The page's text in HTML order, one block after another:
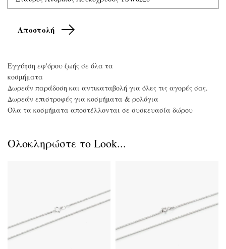
Εγγύηση εφ'όρου ζωής σε όλα τα
κοσμήματα
Δωρεάν παράδοση και αντικαταβολή για όλες τις αγορές σας.
Δωρεάν επιστροφές για κοσμήματα & ρολόγια
Όλα τα κοσμήματα αποστέλλονται σε συσκευασία δώρου
Ολοκληρώστε το Look...